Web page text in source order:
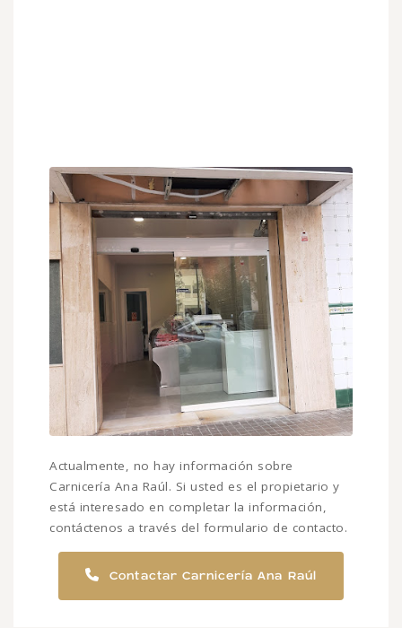
Actualmente, no hay información sobre
Carnicería Ana Raúl. Si usted es el propietario y
está interesado en completar la información,
contáctenos a través del formulario de contacto.
Contactar Carnicería Ana Raúl